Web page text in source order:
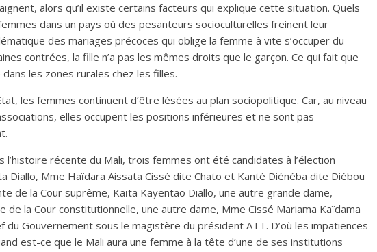
alors qu’il existe certains facteurs qui explique cette situation. Quels
dans un pays où des pesanteurs socioculturelles freinent leur
des mariages précoces qui oblige la femme à vite s’occuper du
contrées, la fille n’a pas les mêmes droits que le garçon. Ce qui fait que
les zones rurales chez les filles.
les femmes continuent d’être lésées au plan sociopolitique. Car, au niveau
elles occupent les positions inférieures et ne sont pas
l’histoire récente du Mali, trois femmes ont été candidates à l’élection
Diallo, Mme Haïdara Aissata Cissé dite Chato et Kanté Diénéba dite Diébou
de la Cour suprême, Kaïta Kayentao Diallo, une autre grande dame,
de la Cour constitutionnelle, une autre dame, Mme Cissé Mariama Kaïdama
du Gouvernement sous le magistère du président ATT. D’où les impatiences
est-ce que le Mali aura une femme à la tête d’une de ses institutions